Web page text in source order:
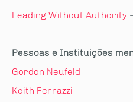
Leading Without Authority
Pessoas e Instituições
Gordon Neufeld
Keith Ferrazzi